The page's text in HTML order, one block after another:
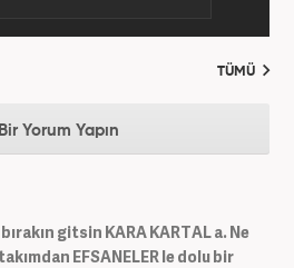
TÜMÜ
Bir Yorum Yapın
gitsin KARA KARTAL a. Ne
EFSANELER le dolu bir